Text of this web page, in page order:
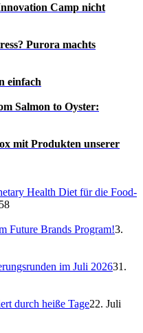
Camp nicht
Purora machts
einfach
Salmon to Oyster:
mit Produkten unserer
Health Diet für die Food-
Future Brands Program!3.
im Juli 202631.
durch heiße Tage22. Juli